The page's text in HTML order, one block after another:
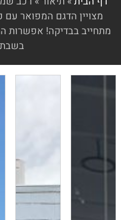
מצויין הדגם המפואר עם